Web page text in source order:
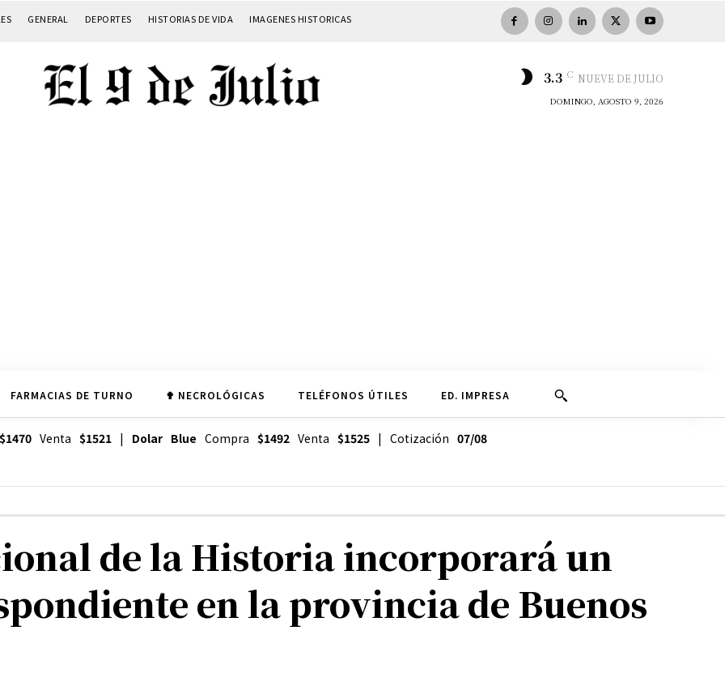
GENERAL DEPORTES HISTORIAS DE VIDA IMAGENES HISTORICAS
3.3 C NUEVE DE JULIO
DOMINGO, AGOSTO 9, 2026
FARMACIAS DE TURNO ✟ NECROLÓGICAS TELÉFONOS ÚTILES ED. IMPRESA
$1470Venta $1521| Dolar Blue Compra $1492Venta $1525| Cotización 07/08
de la Historia incorporará un
en la provincia de Buenos